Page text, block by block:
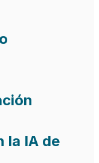
la IA de